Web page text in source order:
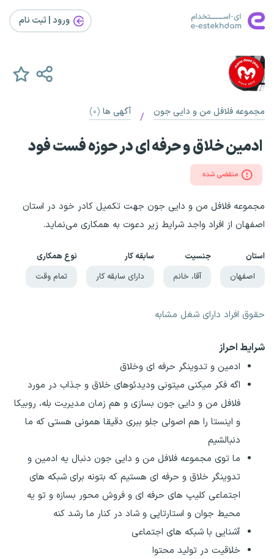
ورود | ثبت‌ نام
مجموعه فلافل من و دایی جون / آگهی ها (۰)
ادمین خلاق و حرفه ای در حوزه فست فود
منقضی شده
مجموعه فلافل من و دایی جون جهت تکمیل کادر خود در استان‌
اصفهان از افراد واجد شرایط زیر دعوت به همکاری می‌نماید.
استان
اصفهان
جنسیت
آقا، خانم
سابقه کار
دارای سابقه کار
نوع همکاری
تمام وقت
حقوق افراد دارای شغل مشابه
شرایط احراز
ادمین‌ و تدوینگر حرفه ای وخلاق
اگه فکر میکنی میتونی ودیدئوهای خلاق و جذاب در مورد
فلافل من و دایی جون بسازی و هم زمان مدیریت بله، روبیکا
و اینستا را هم اصولی جلو ببری دقیقا همونی هستی که ما
دنبالشیم
ما توی مجموعه فلافل من و دایی جون دنبال یه ادمین و
تدوینگر خلاق و حرفه ای هستیم که بتونه برای شبکه های
اجتماعی کلیپ های حرفه ای و فروش محور بسازه و تو یه
محیط جوان و استارتاپی و شاد در کنار ما رشد کنه
آشنایی با شبکه های اجتماعی
خلاقیت در تولید محتوا